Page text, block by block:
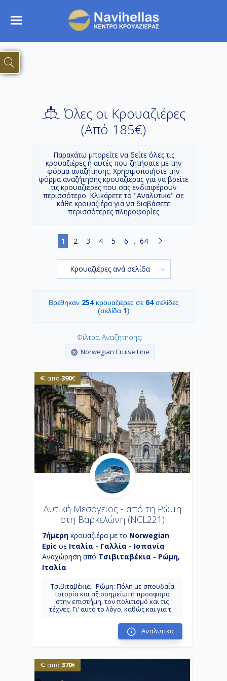
Όλες οι Κρουαζιέρες
(Aπό 185€)
Παρακάτω μπορείτε να δείτε όλες τις
κρουαζιέρες ή αυτές που ζητήσατε με την
φόρμα αναζήτησης. Χρησιμοποιήστε την
φόρμα αναζήτησης κρουαζιέρας για να βρείτε
τις κρουαζιέρες που σας ενδιαφέρουν
περισσότερο. Κλικάρετε το "Αναλυτικά" σε
κάθε κρουαζιέρα για να διαβάσετε
περισσότερες πληροφορίες
1 2 3 4 5 6 .. 64
Κρουαζιέρες ανά σελίδα
Βρέθηκαν 254κρουαζιέρες σε 64σελίδες
(σελίδα 1)
Φίλτρα Αναζήτησης:
Norwegian Cruise Line
από 390€
Δυτική Μεσόγειος - από τη Ρώμη
στη Βαρκελώνη (NCL221)
7ήμερη κρουαζιέρα με το Norwegian
Epic σε Ιταλία - Γαλλία - Ισπανία
Αναχώρηση από Τσιβιταβέκια - Ρώμη,
Ιταλία
Τσιβιταβέκια - Ρώμη: Πόλη με σπουδαία
ιστορία και αξιοσημείωτη προσφορά
στην επιστήμη, τον πολιτισμό και τις
τέχνες. Γι' αυτό το λόγο, καθώς και για τα
μνημεία της, της έχει αποδοθεί η
προσωνυμία «η αιώνια πόλη»
περιφέρεια της Καμπάνιας, πρωτεύουσα
της ομώνυμης επαρχίας.
Αναλυτικά
από 370€